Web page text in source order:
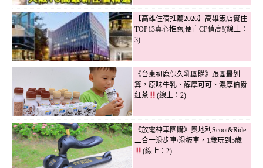
【高雄住宿推薦2026】高雄飯店實住
TOP13真心推薦,便宜CP值高!(線上：
3)
《台東初鹿保久乳團購》跟團最划
算，原味牛乳、醇厚可可、濃厚伯爵
紅茶
(線上：2)
《放電神車團購》奧地利Scoot&Ride
二合一滑步車/滑板車，1歲玩到5歲
(線上：2)